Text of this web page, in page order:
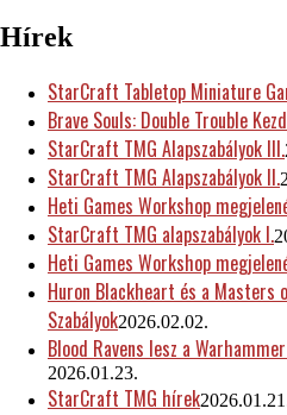
Hírek
StarCraft Tabletop Miniature
Brave Souls: Double Trouble
StarCraft TMG Alapszabályok III.
StarCraft TMG Alapszabályok II.
Heti Games Workshop
StarCraft TMG alapszabályok I.
Heti Games Workshop
Huron Blackheart és a Masters
Szabályok2026.02.02.
Blood Ravens lesz a
2026.01.23.
StarCraft TMG hírek